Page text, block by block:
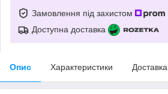
Замовлення під захистом
Доступна доставка
Опис Характеристики Доставка